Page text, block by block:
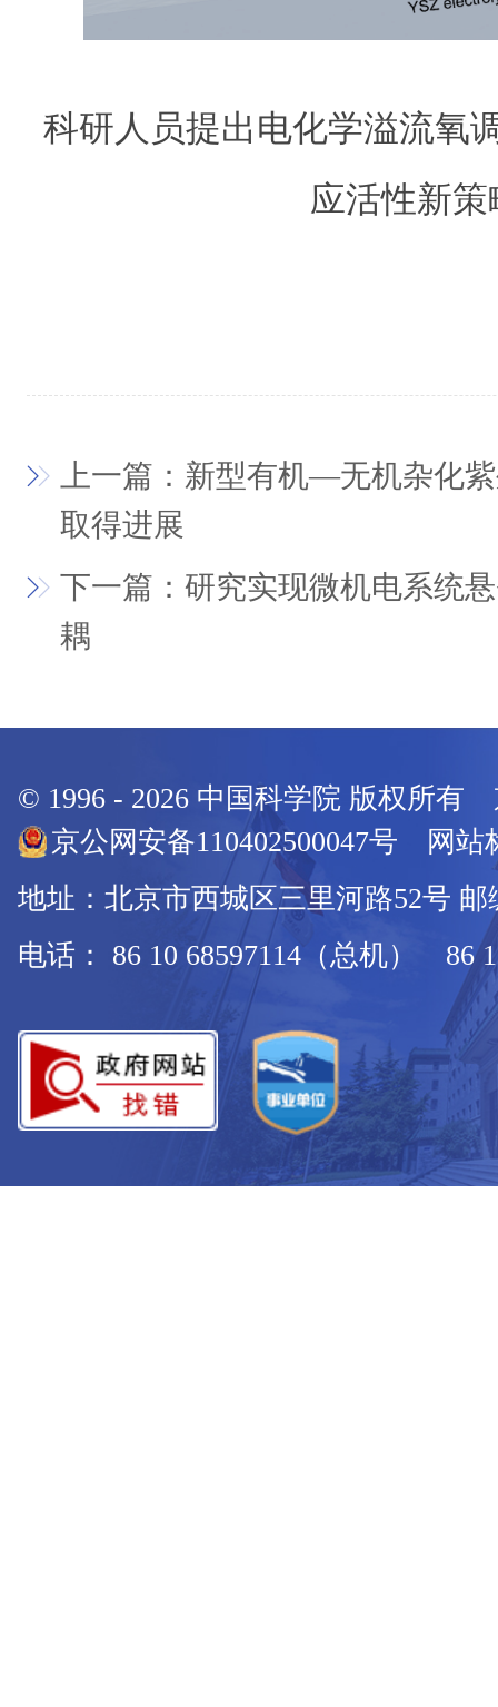
科研人员提出电化学溢流氧
应活性新策
上一篇：新型有机—无机杂化
取得进展
下一篇：研究实现微机电系统
耦
© 1996 - 2026 中国科学院 版权所有
京公网安备110402500047号 网站
地址：北京市西城区三里河路52号 邮
电话： 86 10 68597114（总机） 86